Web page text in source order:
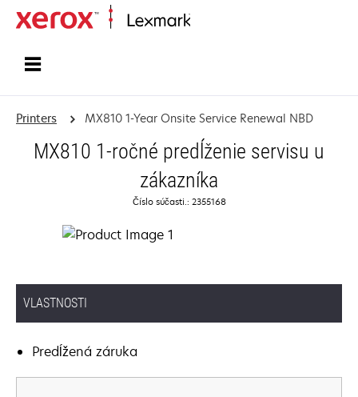
Printers MX810 1-Year Onsite Service Renewal NBD
MX810 1-ročné predĺženie servisu u
zákazníka
Číslo súčasti.: 2355168
VLASTNOSTI
Predĺžená záruka